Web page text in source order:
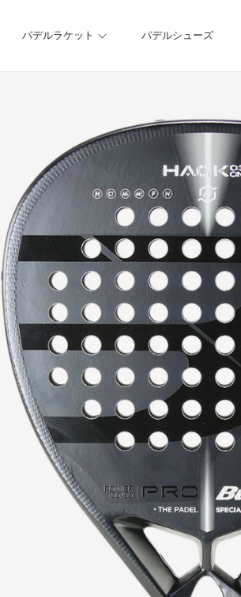
パデルラケット パデルシューズ